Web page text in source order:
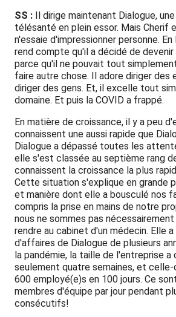
SS : Il dirige maintenant Dialogue,
télésanté en plein essor. Mais Cherif
n'essaie d'impressionner personne.
rend compte qu'il a décidé de
parce qu'il ne pouvait tout
faire autre chose. Il adore diriger des
diriger des gens. Et, il excelle tout
domaine. Et puis la COVID a frappé.
En matière de croissance, il y a peu
connaissent une aussi rapide que
Dialogue a dépassé toutes les
elle s'est classée au septième rang
connaissent la croissance la plus
Cette situation s'explique en grande
et manière dont elle a bousculé nos
compris la prise en mains de notre
nous ne sommes pas
rendre au cabinet d'un médecin. Elle
d'affaires de Dialogue de plusieurs
la pandémie, la taille de l'entreprise a
seulement quatre semaines, et celle-
600 employé(e)s en 100 jours. Ce
membres d'équipe par jour pendant
consécutifs!